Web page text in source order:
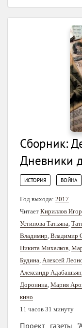
Сборник:
Дневники
ИСТОРИЯ ВОЙНА
Год выхода: 2017
Читает Кириллов
Устинова Татьяна
Владимир Владимир
Никита Михалков
Будина Алексей
Александр Адабашьян
Доронина Мария
кино
11 часов 31 минуту
Проект газеты